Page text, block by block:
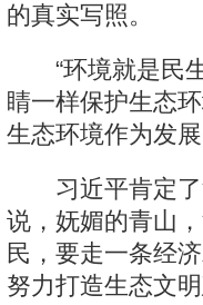
的真实写照。
“环境就是民生
睛一样保护生态
生态环境作为发
习近平肯定了
说，妩媚的青山
民，要走一条经
努力打造生态文明